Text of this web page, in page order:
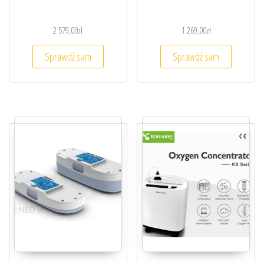
2 579,00zł
Sprawdź sam
1 269,00zł
Sprawdź sam